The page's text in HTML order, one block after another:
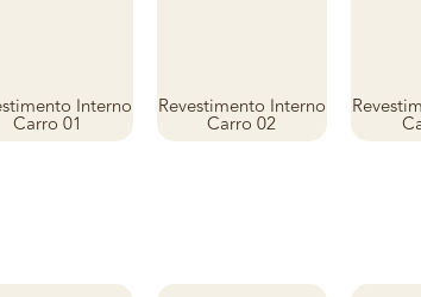
Interno
Carro 01
Revestimento Interno
Carro 02